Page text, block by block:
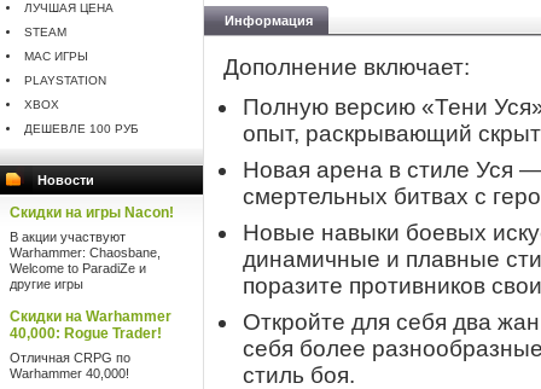
ЛУЧШАЯ ЦЕНА
STEAM
MAC ИГРЫ
PLAYSTATION
XBOX
ДЕШЕВЛЕ 100 РУБ
Новости
Скидки на игры Nacon!
В акции участвуют
Warhammer: Chaosbane,
Welcome to ParadiZe и
другие игры
Скидки на Warhammer
40,000: Rogue Trader!
Отличная CRPG по
Warhammer 40,000!
Информация
Дополнение включает:
Полную версию «Тени
опыт, раскрывающий
Новая арена в стиле Уся
смертельных битвах с
Новые навыки боевых
динамичные и плавные
поразите противников
Откройте для себя два
себя более
стиль боя.